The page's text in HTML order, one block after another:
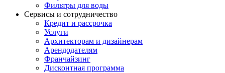
Фильтры для воды
Сервисы и сотрудничество
Кредит и рассрочка
Услуги
Архитекторам и дизайнерам
Арендодателям
Франчайзинг
Дисконтная программа